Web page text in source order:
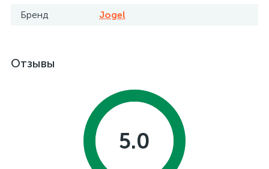
Бренд
Jogel
Отзывы
5.0